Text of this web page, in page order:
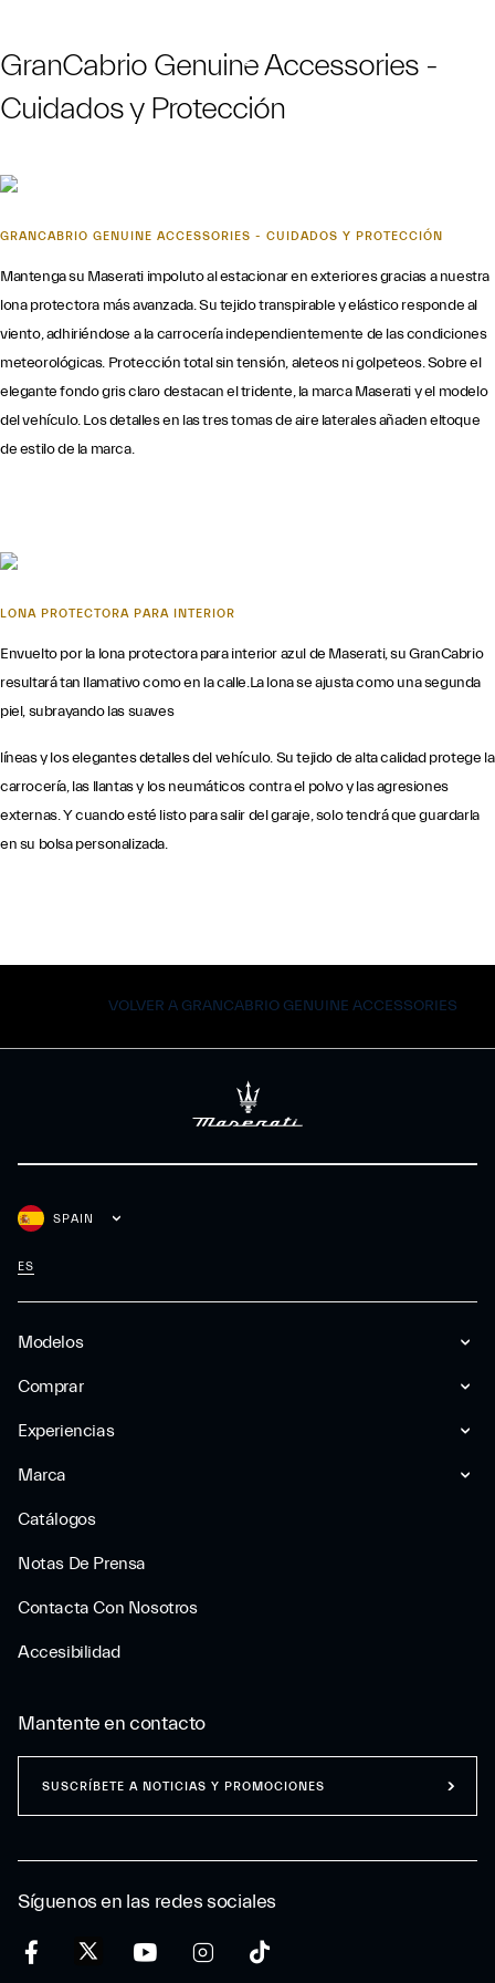
GranCabrio Genuine Accessories -
Cuidados y Protección
GRANCABRIO GENUINE ACCESSORIES - CUIDADOS Y PROTECCIÓN
Mantenga su Maserati impoluto al estacionar en exteriores gracias a nuestra
lona protectora más avanzada. Su tejido transpirable y elástico responde al
viento, adhiriéndose a la carrocería independientemente de las condiciones
meteorológicas. Protección total sin tensión, aleteos ni golpeteos. Sobre el
elegante fondo gris claro destacan el tridente, la marca Maserati y el modelo
del vehículo. Los detalles en las tres tomas de aire laterales añaden eltoque
de estilo de la marca.
LONA PROTECTORA PARA INTERIOR
Envuelto por la lona protectora para interior azul de Maserati, su GranCabrio
resultará tan llamativo como en la calle.La lona se ajusta como una segunda
piel, subrayando las suaves
líneas y los elegantes detalles del vehículo. Su tejido de alta calidad protege la
carrocería, las llantas y los neumáticos contra el polvo y las agresiones
externas. Y cuando esté listo para salir del garaje, solo tendrá que guardarla
en su bolsa personalizada.
VOLVER A GRANCABRIO GENUINE ACCESSORIES
Modelos
Comprar
Experiencias
Marca
Catálogos
Notas De Prensa
Contacta Con Nosotros
Accesibilidad
SPAIN
ES
Síguenos en las redes sociales
Mantente en contacto
SUSCRÍBETE A NOTICIAS Y PROMOCIONES